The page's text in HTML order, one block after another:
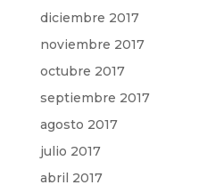
diciembre 2017
noviembre 2017
octubre 2017
septiembre 2017
agosto 2017
julio 2017
abril 2017